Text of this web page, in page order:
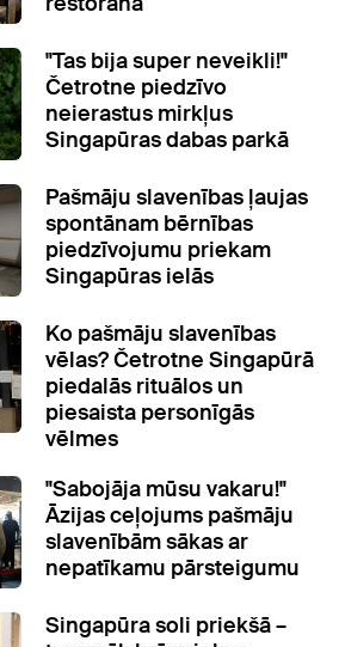
"Tas bija super neveikli!"
Četrotne piedzīvo
neierastus mirkļus
Singapūras dabas parkā
Pašmāju slavenības ļaujas
spontānam bērnības
piedzīvojumu priekam
Singapūras ielās
Ko pašmāju slavenības
vēlas? Četrotne Singapūrā
piedalās rituālos un
piesaista personīgās
vēlmes
"Sabojāja mūsu vakaru!"
Āzijas ceļojums pašmāju
slavenībām sākas ar
nepatīkamu pārsteigumu
Singapūra soli priekšā –